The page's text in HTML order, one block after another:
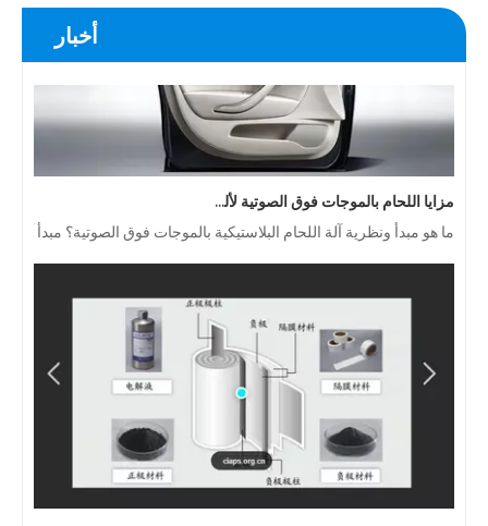
أخبار
مزايا اللحام بالموجات فوق الصوتية لألواح أبواب السيارة
ما هو مبدأ ونظرية آلة اللحام البلاستيكية بالموجات فوق الصوتية؟ مبدأ
ما هي تقنية تفريغ الطين من بطارية الموجات فوق الصوتية؟